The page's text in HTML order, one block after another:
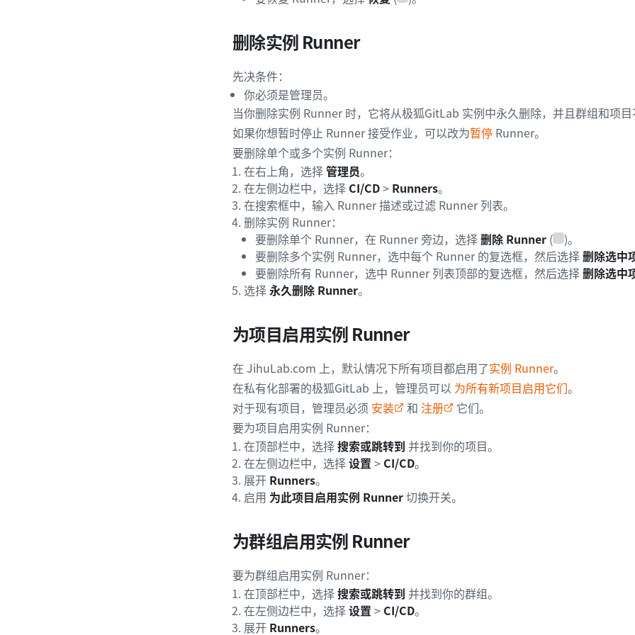
删除实例 Runner
先决条件：
你必须是管理员。
当你删除实例 Runner 时，它将从极狐GitLab 实例中永久删除，并且群组和项目
如果你想暂时停止 Runner 接受作业，可以改为暂停 Runner。
要删除单个或多个实例 Runner：
在右上角，选择管理员。
在左侧边栏中，选择 CI/CD> Runners。
在搜索框中，输入 Runner 描述或过滤 Runner 列表。
删除实例 Runner：
要删除单个 Runner，在 Runner 旁边，选择删除 Runner (
)。
要删除多个实例 Runner，选中每个 Runner 的复选框，然后选择删除选中
要删除所有 Runner，选中 Runner 列表顶部的复选框，然后选择删除选中
选择永久删除 Runner。
为项目启用实例 Runner
在 JihuLab.com 上，默认情况下所有项目都启用了实例 Runner。
在私有化部署的极狐GitLab 上，管理员可以 为所有新项目启用它们。
对于现有项目，管理员必须 安装 和 注册
它们。
要为项目启用实例 Runner：
在顶部栏中，选择搜索或跳转到 并找到你的项目。
在左侧边栏中，选择设置 > CI/CD。
展开 Runners。
启用 为此项目启用实例 Runner切换开关。
为群组启用实例 Runner
要为群组启用实例 Runner：
在顶部栏中，选择搜索或跳转到 并找到你的群组。
在左侧边栏中，选择设置 > CI/CD。
展开 Runners。